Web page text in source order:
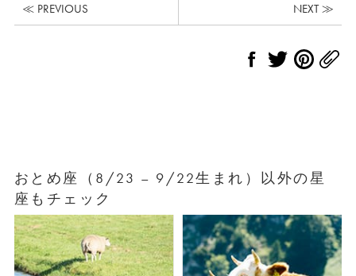
≪ PREVIOUS NEXT ≫
おとめ座（8/23 – 9/22生まれ）以外の星
座もチェック